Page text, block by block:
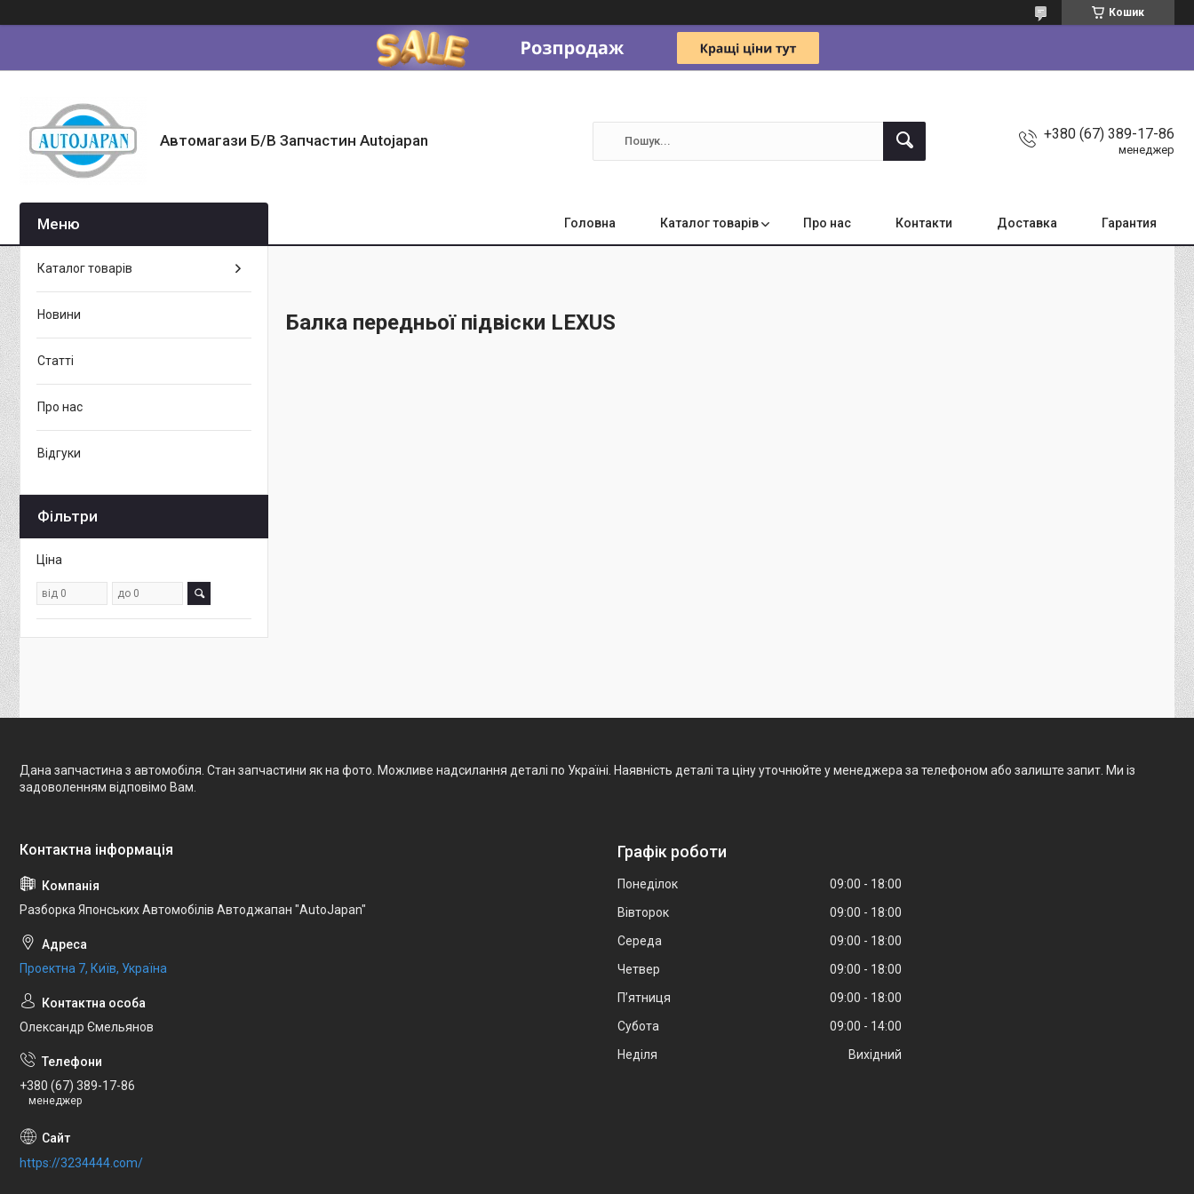
Кошик
Автомагази Б/В Запчастин Autojapan +380 (67) 389-17-86
менеджер
Головна Каталог товарів Про нас Контакти Доставка Гарантия
Балка передньої підвіски LEXUS
Каталог товарів
Новини
Статті
Про нас
Відгуки
Фільтри
Ціна
Дана запчастина з автомобіля. Стан запчастини як на фото. Можливе надсилання деталі по Україні. Наявність деталі та ціну уточнюйте у менеджера за телефоном або залиште запит. Ми із
задоволенням відповімо Вам.
Разборка Японських Автомобілів Автоджапан "AutoJapan"
Проектна 7, Київ, Україна
Олександр Ємельянов
+380 (67) 389-17-86
менеджер
https://3234444.com/
Графік роботи
Понеділок 09:00
18:00
Вівторок
09:00
18:00
Середа
09:00
18:00
Четвер
09:00
18:00
Пʼятниця
09:00
18:00
Субота
09:00
14:00
Неділя
Вихідний